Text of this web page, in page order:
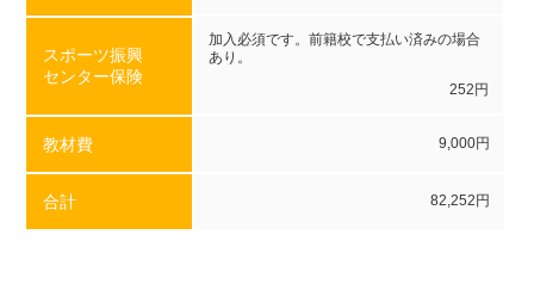
スポーツ振興
センター保険
加入必須です。前籍校で支払い済みの場合
あり。
252円
教材費 9,000円
合計 82,252円